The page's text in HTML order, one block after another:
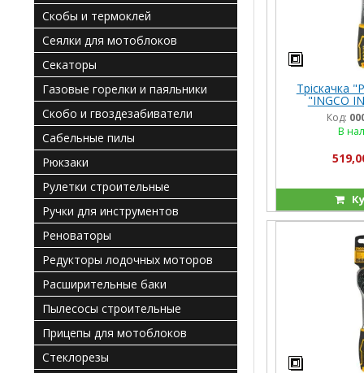
Тріскачка
"INGCO
Код:
В
Скобы и термоклей
Сеялки для мотоблоков
Секаторы
Газовые горелки и паяльники
Скобо и гвоздезабиватели
Сабельные пилы
Рюкзаки
Рулетки строительные
Ручки для инструментов
Реноваторы
Редукторы лодочных моторов
Расширительные баки
Пылесосы строительные
Прицепы для мотоблоков
Стеклорезы